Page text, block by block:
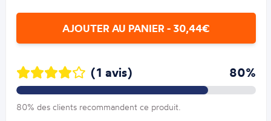
AJOUTER AU PANIER - 30,44€
(1 avis) 80%
80% des clients recommandent ce produit.